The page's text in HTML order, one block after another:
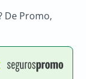
De Promo,